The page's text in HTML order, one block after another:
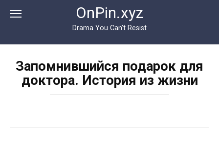
OnPin.xyz
Drama You Can’t Resist
Запомнившийся подарок для
доктора. История из жизни